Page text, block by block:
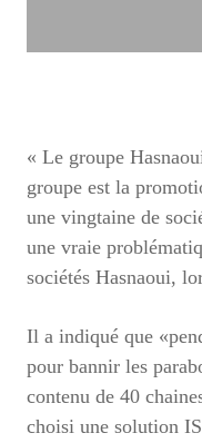
« Le groupe
groupe est la
une vingtaine de
une vraie
sociétés Hasnaoui,
Il a indiqué que
pour bannir les
contenu de 40
choisi une solution